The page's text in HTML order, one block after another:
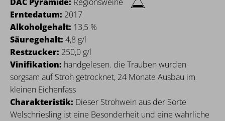
Erntedatum: 2017
Alkoholgehalt: 13,5 %
Säuregehalt: 4,8 g/l
Restzucker: 250,0 g/l
Vinifikation: handgelesen. die Trauben wurden
sorgsam auf Stroh getrocknet, 24 Monate Ausbau im
kleinen Eichenfass
Charakteristik: Dieser Strohwein aus der Sorte
Welschriesling ist eine Besonderheit und eine wahrliche